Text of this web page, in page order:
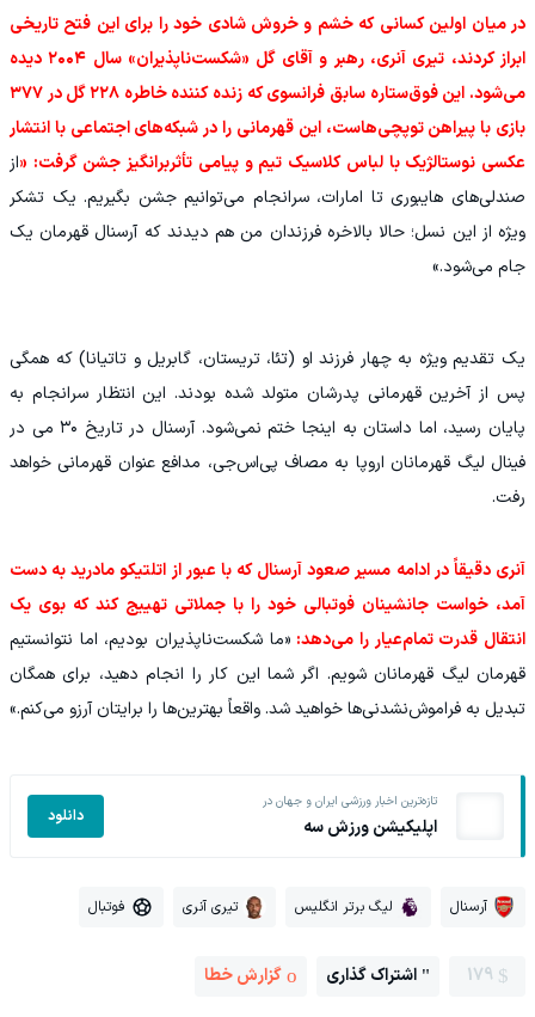
در میان اولین کسانی که خشم و خروش شادی خود را برای این فتح تاریخی
ابراز کردند، تیری آنری، رهبر و آقای گل «شکست‌ناپذیران» سال ۲۰۰۴ دیده
می‌شود. این فوق‌ستاره سابق فرانسوی که زنده کننده خاطره ۲۲۸ گل در ۳۷۷
بازی با پیراهن توپچی‌هاست، این قهرمانی را در شبکه‌های اجتماعی با انتشار
عکسی نوستالژیک با لباس کلاسیک تیم و پیامی تأثربرانگیز جشن گرفت: «از
صندلی‌های هایبوری تا امارات، سرانجام می‌توانیم جشن بگیریم. یک تشکر
ویژه از این نسل؛ حالا بالاخره فرزندان من هم دیدند که آرسنال قهرمان یک
جام می‌شود.»
یک تقدیم ویژه به چهار فرزند او (تئا، تریستان، گابریل و تاتیانا) که همگی
پس از آخرین قهرمانی پدرشان متولد شده بودند. این انتظار سرانجام به
پایان رسید، اما داستان به اینجا ختم نمی‌شود. آرسنال در تاریخ ۳۰ می در
فینال لیگ قهرمانان اروپا به مصاف پی‌اس‌جی، مدافع عنوان قهرمانی خواهد
رفت.
آنری دقیقاً در ادامه مسیر صعود آرسنال که با عبور از اتلتیکو مادرید به دست
آمد، خواست جانشینان فوتبالی خود را با جملاتی تهییج کند که بوی یک
انتقال قدرت تمام‌عیار را می‌دهد: «ما شکست‌ناپذیران بودیم، اما نتوانستیم
قهرمان لیگ قهرمانان شویم. اگر شما این کار را انجام دهید، برای همگان
تبدیل به فراموش‌نشدنی‌ها خواهید شد. واقعاً بهترین‌ها را برایتان آرزو می‌کنم.»
تازه‌ترین اخبار ورزشی ایران و جهان در
اپلیکیشن ورزش سه دانلود
آرسنال لیگ برتر انگلیس تیری آنری فوتبال
179 اشتراک گذاری گزارش خطا